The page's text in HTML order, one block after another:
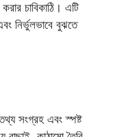
চাবিকাঠি। এটি
নির্ভুলভাবে বুঝতে
সংগ্রহ এবং স্পষ্ট